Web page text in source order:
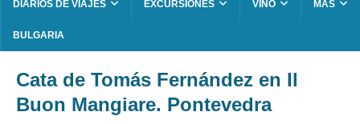
DIARIOS DE VIAJES EXCURSIONES VINO MÁS
BULGARIA
Cata de Tomás Fernández en Il
Buon Mangiare. Pontevedra